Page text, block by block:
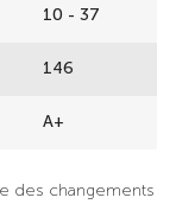
10 - 37
146
A+
des changements